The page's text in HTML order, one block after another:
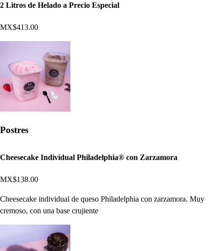
2 Litros de Helado a Precio Especial
MX$413.00
Postres
Cheesecake Individual Philadelphia® con Zarzamora
MX$138.00
Cheesecake individual de queso Philadelphia con zarzamora. Muy
cremoso, con una base crujiente